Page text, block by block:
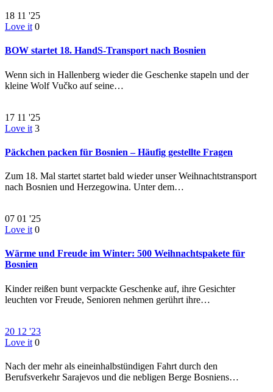
18 11 '25
Love it 0
BOW startet 18. HandS-Transport nach Bosnien
Wenn sich in Hallenberg wieder die Geschenke stapeln und der
kleine Wolf Vučko auf seine…
17 11 '25
Love it 3
Päckchen packen für Bosnien – Häufig gestellte Fragen
Zum 18. Mal startet startet bald wieder unser Weihnachtstransport
nach Bosnien und Herzegowina. Unter dem…
07 01 '25
Love it 0
Wärme und Freude im Winter: 500 Weihnachtspakete für
Bosnien
Kinder reißen bunt verpackte Geschenke auf, ihre Gesichter
leuchten vor Freude, Senioren nehmen gerührt ihre…
20 12 '23
Love it 0
Nach der mehr als eineinhalbstündigen Fahrt durch den
Berufsverkehr Sarajevos und die nebligen Berge Bosniens…